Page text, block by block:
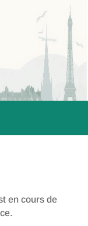
en cours de